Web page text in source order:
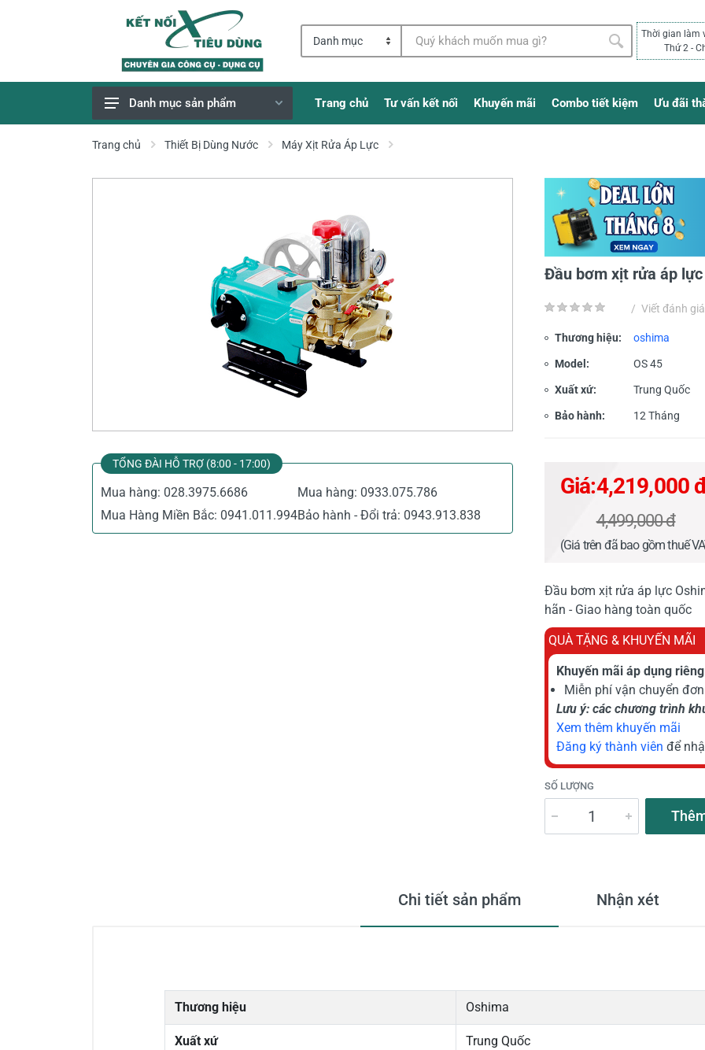
Thời gian làm
Thứ 2 -
Giao Hàng Miễn Phí
Danh mục sản phẩm Trang chủ Tư vấn kết nối Khuyến mãi Combo tiết kiệm Ưu đãi
Trang chủ Thiết Bị Dùng Nước Máy Xịt Rửa Áp Lực
TỔNG ĐÀI HỖ TRỢ (8:00 - 17:00)
Mua hàng: 028.3975.6686 Mua hàng: 0933.075.786
Mua Hàng Miền Bắc: 0941.011.994Bảo hành - Đổi trả: 0943.913.838
Đầu bơm xịt rửa áp lực
/ Viết đánh giá
Thương hiệu: oshima
Model: OS 45
Xuất xứ: Trung Quốc
Bảo hành: 12 Tháng
Giá:4,219,000
4,499,000 đ
(Giá trên đã bao gồm thuế
Đầu bơm xịt rửa áp lực
hãn - Giao hàng toàn quốc
QUÀ TẶNG & KHUYẾN MÃI
Khuyến mãi áp dụng
Miễn phí vận chuyển
Lưu ý: các chương trình
Xem thêm khuyến mãi
Đăng ký thành viên để
SỐ LƯỢNG
Chi tiết sản phẩm Nhận xét
Thương hiệu Oshima
Xuất xứ Trung Quốc